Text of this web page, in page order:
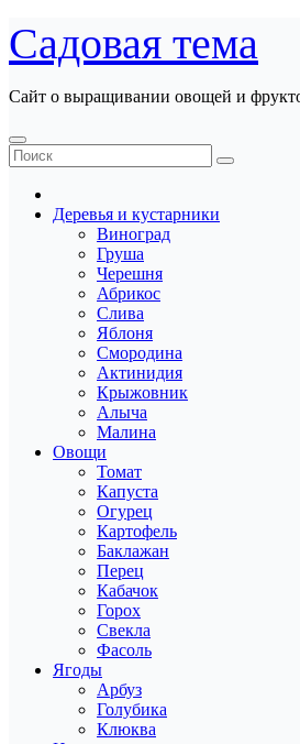
Перейти
к
содержанию
Садовая тема
Сайт о выращивании овощей и
Деревья и кустарники
Виноград
Груша
Черешня
Абрикос
Слива
Яблоня
Смородина
Актинидия
Крыжовник
Алыча
Малина
Овощи
Томат
Капуста
Огурец
Картофель
Баклажан
Перец
Кабачок
Горох
Свекла
Фасоль
Ягоды
Арбуз
Голубика
Клюква